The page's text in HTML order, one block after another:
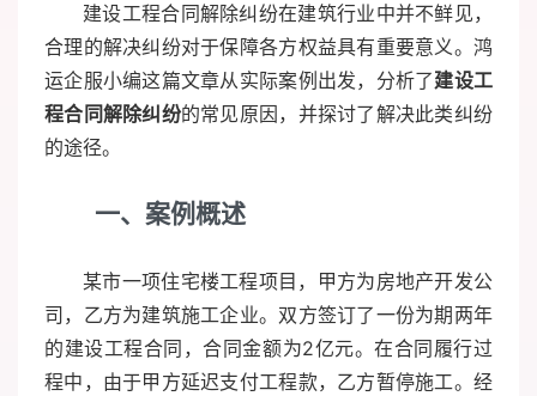
建设工程合同解除纠纷在建筑行业中并不鲜见，
合理的解决纠纷对于保障各方权益具有重要意义。鸿
运企服小编这篇文章从实际案例出发，分析了建设工
程合同解除纠纷的常见原因，并探讨了解决此类纠纷
的途径。
一、案例概述
某市一项住宅楼工程项目，甲方为房地产开发公
司，乙方为建筑施工企业。双方签订了一份为期两年
的建设工程合同，合同金额为2亿元。在合同履行过
程中，由于甲方延迟支付工程款，乙方暂停施工。经